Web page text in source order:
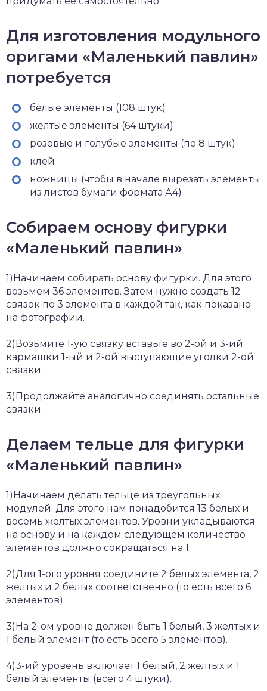
Для изготовления модульного
оригами «Маленький павлин»
потребуется
белые элементы (108 штук)
желтые элементы (64 штуки)
розовые и голубые элементы (по 8 штук)
клей
ножницы (чтобы в начале вырезать элементы
из листов бумаги формата А4)
Собираем основу фигурки
«Маленький павлин»
1)Начинаем собирать основу фигурки. Для этого
возьмем 36 элементов. Затем нужно создать 12
связок по 3 элемента в каждой так, как показано
на фотографии.
2)Возьмите 1-ую связку вставьте во 2-ой и 3-ий
кармашки 1-ый и 2-ой выступающие уголки 2-ой
связки.
3)Продолжайте аналогично соединять остальные
связки.
Делаем тельце для фигурки
«Маленький павлин»
1)Начинаем делать тельце из треугольных
модулей. Для этого нам понадобится 13 белых и
восемь желтых элементов. Уровни укладываются
на основу и на каждом следующем количество
элементов должно сокращаться на 1.
2)Для 1-ого уровня соедините 2 белых элемента, 2
желтых и 2 белых соответственно (то есть всего 6
элементов).
3)На 2-ом уровне должен быть 1 белый, 3 желтых и
1 белый элемент (то есть всего 5 элементов).
4)3-ий уровень включает 1 белый, 2 желтых и 1
белый элементы (всего 4 штуки).